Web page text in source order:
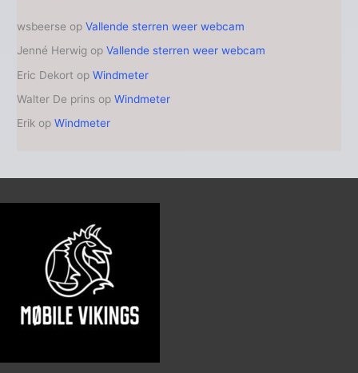
wsbeerse opVallende sterren weer webcam
Jenné Herwig opVallende sterren weer webcam
Eric Dekort opWindmeter
Walter De prins opWindmeter
Erik opWindmeter